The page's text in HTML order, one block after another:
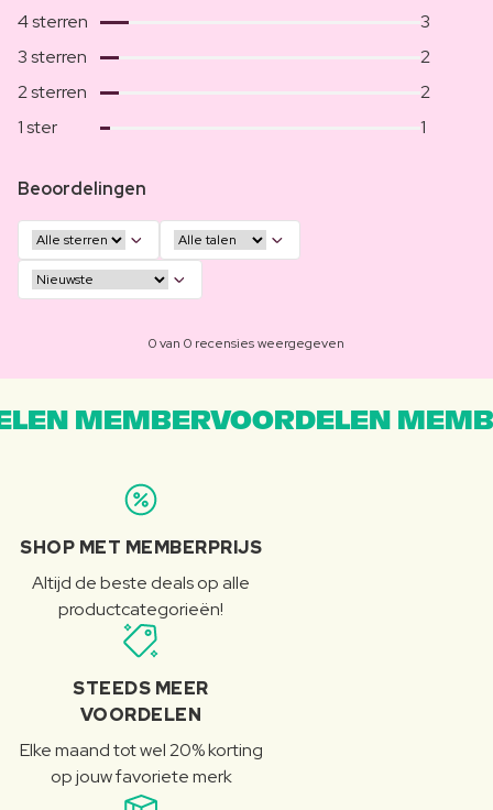
4 sterren
3
3 sterren
2
2 sterren
2
1 ster
1
Beoordelingen
0 van 0 recensies weergegeven
MEMBERVOORDELEN
SHOP MET MEMBERPRIJS
Altijd de beste deals op alle
productcategorieën!
STEEDS MEER
VOORDELEN
Elke maand tot wel 20% korting
op jouw favoriete merk